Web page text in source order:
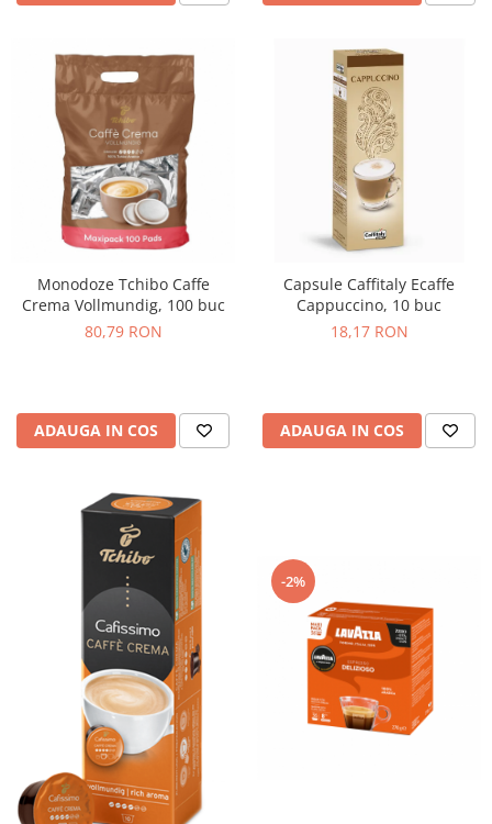
Monodoze Tchibo Caffe
Crema Vollmundig, 100 buc
80,79 RON
ADAUGA IN COS
Capsule Caffitaly Ecaffe
Cappuccino, 10 buc
18,17 RON
ADAUGA IN COS
-2%